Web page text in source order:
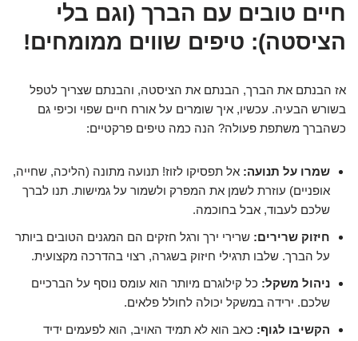
חיים טובים עם הברך (וגם בלי
הציסטה): טיפים שווים ממומחים!
אז הבנתם את הברך, הבנתם את הציסטה, והבנתם שצריך לטפל
בשורש הבעיה. עכשיו, איך שומרים על אורח חיים שפוי וכיפי גם
כשהברך משתפת פעולה? הנה כמה טיפים פרקטיים:
שמרו על תנועה: אל תפסיקו לזוז! תנועה מתונה (הליכה, שחייה,
אופניים) עוזרת לשמן את המפרק ולשמור על גמישות. תנו לברך
שלכם לעבוד, אבל בחוכמה.
חיזוק שרירים: שרירי ירך ורגל חזקים הם המגנים הטובים ביותר
על הברך. שלבו תרגילי חיזוק בשגרה, רצוי בהדרכה מקצועית.
ניהול משקל: כל קילוגרם מיותר הוא עומס נוסף על הברכיים
שלכם. ירידה במשקל יכולה לחולל פלאים.
הקשיבו לגוף: כאב הוא לא תמיד האויב, הוא לפעמים ידיד